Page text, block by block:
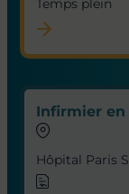
Temps plein
Infirmier en
Hôpital Paris